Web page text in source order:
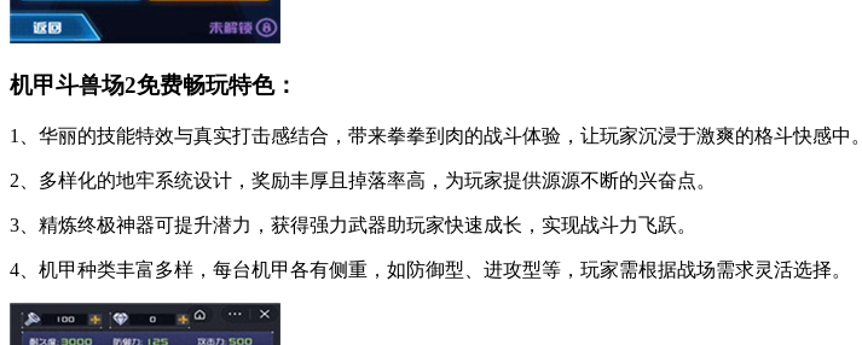
机甲斗兽场2免费畅玩特色：
1、华丽的技能特效与真实打击感结合，带来拳拳到肉的战斗体验，让玩家沉浸于激爽的格斗快感中。
2、多样化的地牢系统设计，奖励丰厚且掉落率高，为玩家提供源源不断的兴奋点。
3、精炼终极神器可提升潜力，获得强力武器助玩家快速成长，实现战斗力飞跃。
4、机甲种类丰富多样，每台机甲各有侧重，如防御型、进攻型等，玩家需根据战场需求灵活选择。